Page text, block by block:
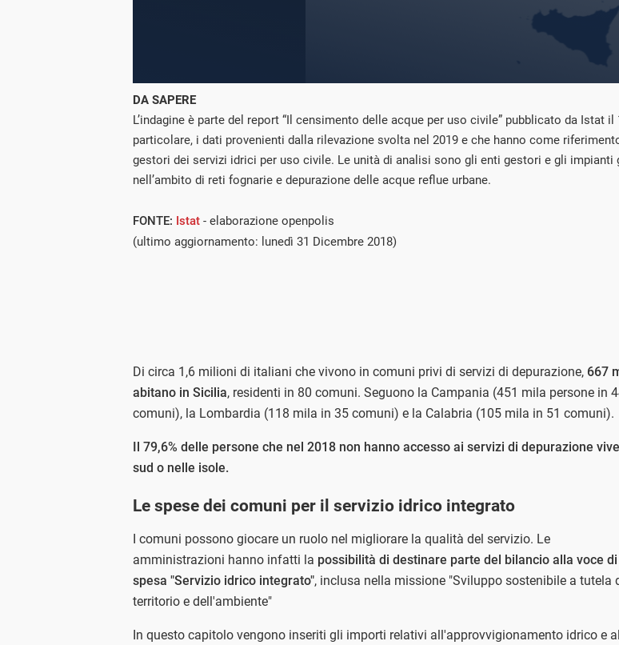
DA SAPERE
L’indagine è parte del report “Il censimento delle acque per uso civile” pubblicato da Istat
particolare, i dati provenienti dalla rilevazione svolta nel 2019 e che hanno come
gestori dei servizi idrici per uso civile. Le unità di analisi sono gli enti gestori e gli
nell’ambito di reti fognarie e depurazione delle acque reflue urbane.
FONTE: Istat - elaborazione openpolis
(ultimo aggiornamento: lunedì 31 Dicembre 2018)
Di circa 1,6 milioni di italiani che vivono in comuni privi di servizi di depurazione, 667
abitano in Sicilia, residenti in 80 comuni. Seguono la Campania (451 mila persone in
comuni), la Lombardia (118 mila in 35 comuni) e la Calabria (105 mila in 51 comuni).
Il 79,6% delle persone che nel 2018 non hanno accesso ai servizi di depurazione vive
sud o nelle isole.
Le spese dei comuni per il servizio idrico integrato
I comuni possono giocare un ruolo nel migliorare la qualità del servizio. Le
amministrazioni hanno infatti la possibilità di destinare parte del bilancio alla voce di
spesa "Servizio idrico integrato", inclusa nella missione "Sviluppo sostenibile a tutela
territorio e dell'ambiente"
In questo capitolo vengono inseriti gli importi relativi all'approvvigionamento idrico e